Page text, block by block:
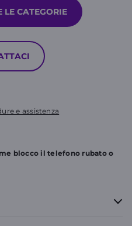
LE CATEGORIE
e assistenza
blocco il telefono rubato o